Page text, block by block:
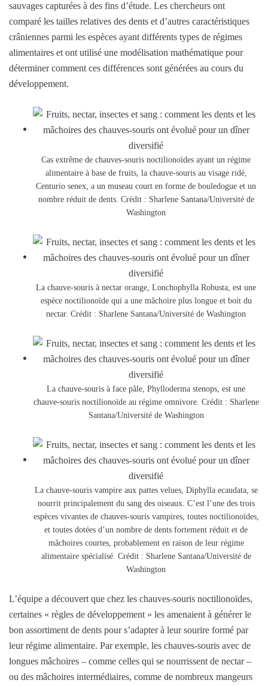
sauvages capturées à des fins d’étude. Les chercheurs ont
comparé les tailles relatives des dents et d’autres caractéristiques
crâniennes parmi les espèces ayant différents types de régimes
alimentaires et ont utilisé une modélisation mathématique pour
déterminer comment ces différences sont générées au cours du
développement.
Cas extrême de chauves-souris noctilionoïdes ayant un régime
alimentaire à base de fruits, la chauve-souris au visage ridé,
Centurio senex, a un museau court en forme de bouledogue et un
nombre réduit de dents. Crédit : Sharlene Santana/Université de
Washington
La chauve-souris à nectar orange, Lonchophylla Robusta, est une
espèce noctilionoïde qui a une mâchoire plus longue et boit du
nectar. Crédit : Sharlene Santana/Université de Washington
La chauve-souris à face pâle, Phylloderma stenops, est une
chauve-souris noctilionoïde au régime omnivore. Crédit : Sharlene
Santana/Université de Washington
La chauve-souris vampire aux pattes velues, Diphylla ecaudata, se
nourrit principalement du sang des oiseaux. C’est l’une des trois
espèces vivantes de chauves-souris vampires, toutes noctilionoïdes,
et toutes dotées d’un nombre de dents fortement réduit et de
mâchoires courtes, probablement en raison de leur régime
alimentaire spécialisé. Crédit : Sharlene Santana/Université de
Washington
L’équipe a découvert que chez les chauves-souris noctilionoïdes,
certaines « règles de développement » les amenaient à générer le
bon assortiment de dents pour s’adapter à leur sourire formé par
leur régime alimentaire. Par exemple, les chauves-souris avec de
longues mâchoires – comme celles qui se nourrissent de nectar –
ou des mâchoires intermédiaires, comme de nombreux mangeurs